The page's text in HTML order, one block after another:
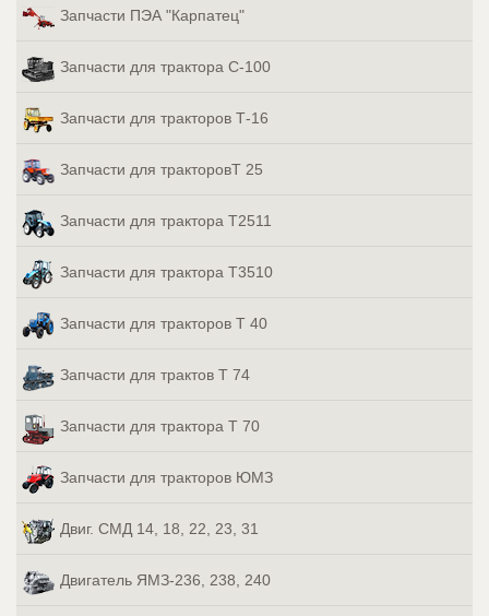
Запчасти ПЭА "Карпатец"
Запчасти для трактора С-100
Запчасти для тракторов Т-16
Запчасти для тракторовТ 25
Запчасти для трактора Т2511
Запчасти для трактора Т3510
Запчасти для тракторов Т 40
Запчасти для трактов Т 74
Запчасти для трактора Т 70
Запчасти для тракторов ЮМЗ
Двиг. СМД 14, 18, 22, 23, 31
Двигатель ЯМЗ-236, 238, 240